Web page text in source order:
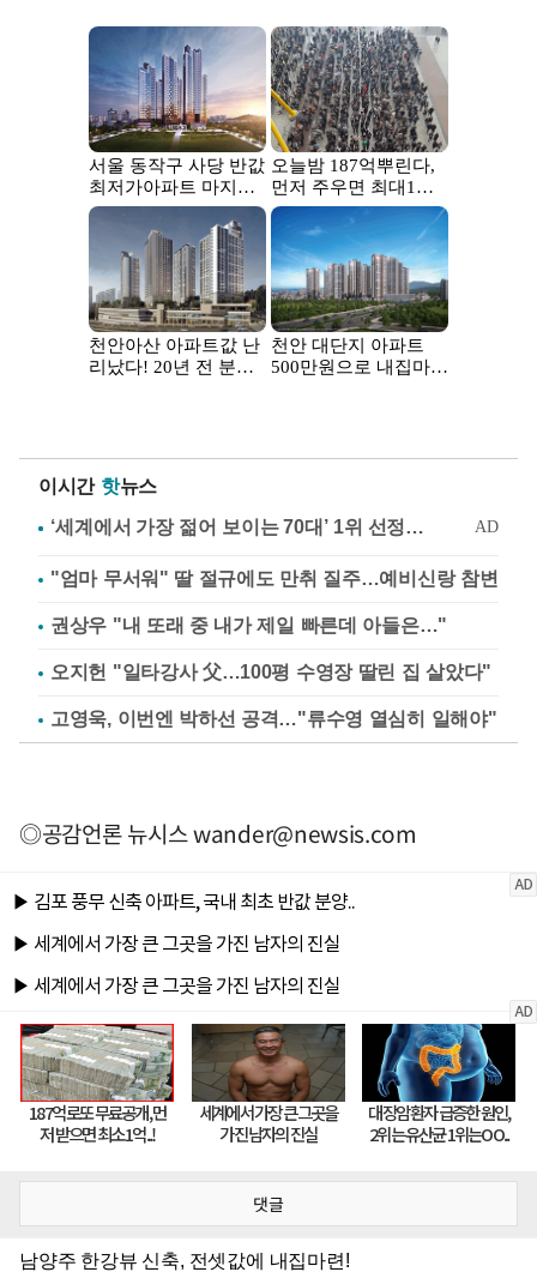
이시간 핫뉴스
"엄마 무서워" 딸 절규에도 만취 질주…예비신랑 참변
권상우 "내 또래 중 내가 제일 빠른데 아들은…"
오지헌 "일타강사 父…100평 수영장 딸린 집 살았다"
고영욱, 이번엔 박하선 공격…"류수영 열심히 일해야"
◎공감언론 뉴시스wander@newsis.com
댓글